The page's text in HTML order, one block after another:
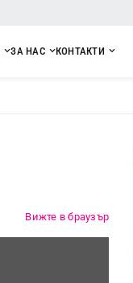
ЗА НАС КОНТАКТИ
Вижте в браузър